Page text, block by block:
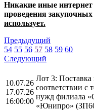
Никакие иные
проведения
использует.
Предыдущий
54 55 56 57 58 59 60
Следующий
10.07.26
17.07.26
16:00:00
Лот 3: Поставка
соответствии с
нужд филиала
«Юнипро»